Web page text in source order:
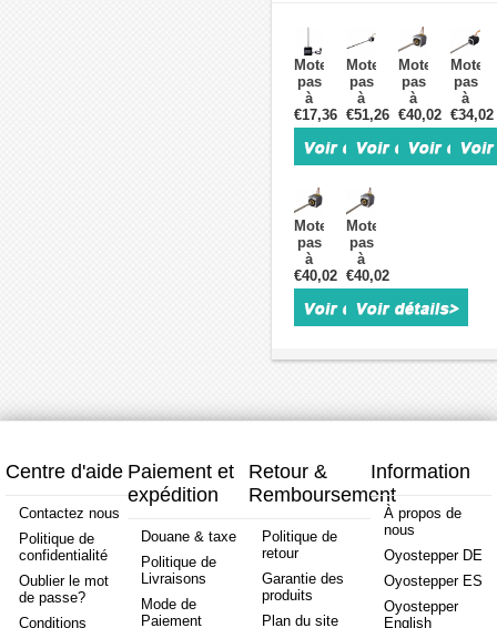
Moteur
pas
à
pas
linéaire
non-
captive
Nema
17
Oukeda
OK42FD40104A-
110B
1,8
49Ncm
Vis
110
€17,36
Moteur
pas
à
pas
linéaire
non-
captive
17
1,8
degrés
1,68A
2,8V
plomb
distance
de
300mm
€51,26
Moteur
pas
à
pas
linéaire
non-
captive
1,0A
plomb
1,27mm
€40,02
Moteur
pas
à
pas
non-
de
€34,02
Moteur
pas
à
pas
linéaire
non-
captive
Nema
1,8
1,0A
plomb
€40,02
Moteur
pas
à
pas
linéaire
non-
captive
Nema
1,8
1,0A
plomb
5,08mm
€40,02
Centre d'aide
Contactez nous
Politique de
confidentialité
Oublier le mot
de passe?
Conditions
Paiement et
expédition
Douane & taxe
Politique de
Livraisons
Mode de
Paiement
Retour &
Remboursement
Politique de
retour
Garantie des
produits
Plan du site
Information
À propos de
nous
Oyostepper DE
Oyostepper ES
Oyostepper
English